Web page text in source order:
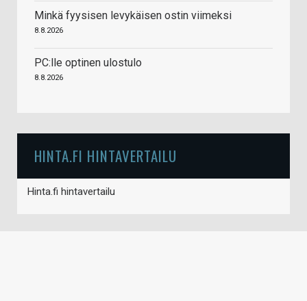
Minkä fyysisen levykäisen ostin viimeksi
8.8.2026
PC:lle optinen ulostulo
8.8.2026
HINTA.FI HINTAVERTAILU
Hinta.fi hintavertailu